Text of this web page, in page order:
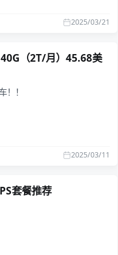
2025/03/21
（2T/月）45.68美
！！
2025/03/11
套餐推荐